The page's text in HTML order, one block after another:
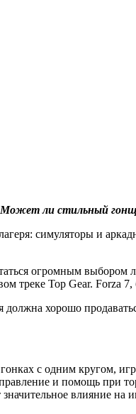
Может ли стильный
симуляторы и
огромным
треке Top Gear. Forza
хорошо
с одним кругом,
и помощь
значительное влияние